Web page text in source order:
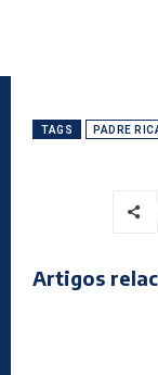
TAGS PADRE
Artigos